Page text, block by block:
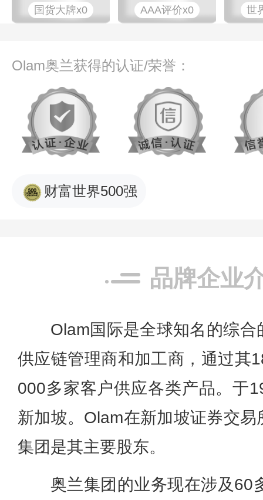
国货大牌x0 AAA评价x0 世
Olam奥兰获得的认证/荣誉：
财富世界500强
品牌企业
Olam国际是全球知名的综
供应链管理商和加工商，通过其
000多家客户供应各类产品。于
新加坡。Olam在新加坡证券交
集团是其主要股东。
奥兰集团的业务现在涉及60